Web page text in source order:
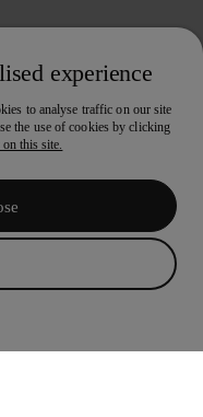
experience
to analyse traffic on our site
the use of cookies by clicking
this site.